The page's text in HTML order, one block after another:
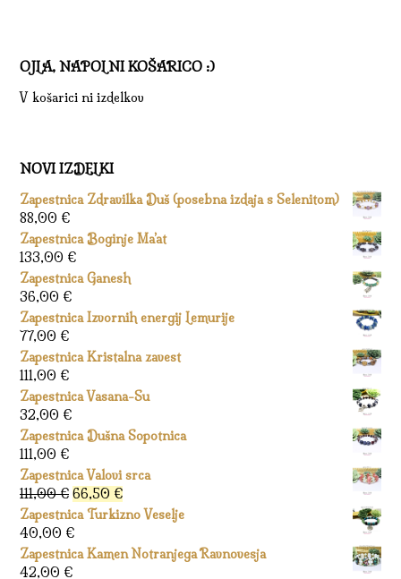
OJLA, NAPOLNI KOŠARICO :)
V košarici ni izdelkov
NOVI IZDELKI
Zapestnica Zdravilka Duš (posebna izdaja s Selenitom)
88,00 €
Zapestnica Boginje Ma’at
133,00 €
Zapestnica Ganesh
36,00 €
Zapestnica Izvornih energij Lemurije
77,00 €
Zapestnica Kristalna zavest
111,00 €
Zapestnica Vasana-Su
32,00 €
Zapestnica Dušna Sopotnica
111,00 €
Zapestnica Valovi srca
111,00€ Izvirna
cena
je
bila:
111,00 €.
66,50 €Trenutna
cena
66,50 €.
Zapestnica Turkizno Veselje
40,00 €
Zapestnica Kamen Notranjega Ravnovesja
42,00 €